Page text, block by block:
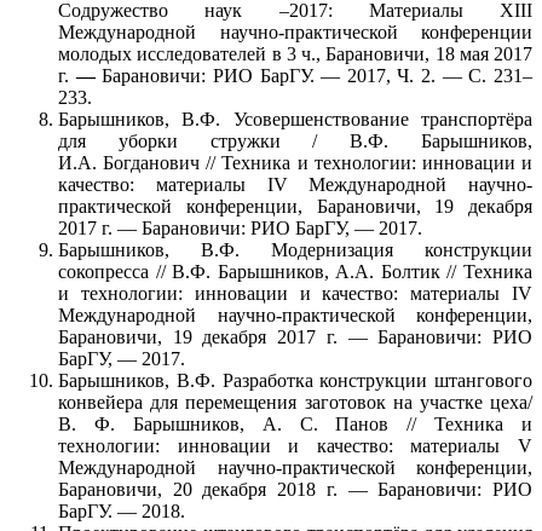
Содружество наук –2017: Материалы XIII
Международной научно-практической конференции
молодых исследователей в 3 ч., Барановичи, 18 мая 2017
г.—Барановичи: РИО БарГУ. — 2017, Ч. 2. — С. 231–
233.
Барышников, В.Ф. Усовершенствование транспортёра
для уборки стружки / В.Ф. Барышников,
И.А. Богданович // Техника и технологии: инновации и
качество: материалы IV Международной научно-
практической конференции, Барановичи, 19 декабря
2017 г. — Барановичи: РИО БарГУ, — 2017.
Барышников, В.Ф. Модернизация конструкции
сокопресса // В.Ф. Барышников, А.А. Болтик // Техника
и технологии: инновации и качество: материалы IV
Международной научно-практической конференции,
Барановичи, 19 декабря 2017 г. — Барановичи: РИО
БарГУ, — 2017.
Барышников, В.Ф. Разработка конструкции штангового
конвейера для перемещения заготовок на участке цеха/
В. Ф. Барышников, А. С. Панов // Техника и
технологии: инновации и качество: материалы V
Международной научно-практической конференции,
Барановичи, 20 декабря 2018 г. — Барановичи: РИО
БарГУ. — 2018.